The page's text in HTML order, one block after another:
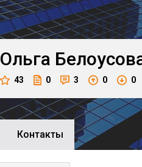
Ольга
43 0 3 0 0
Контакты